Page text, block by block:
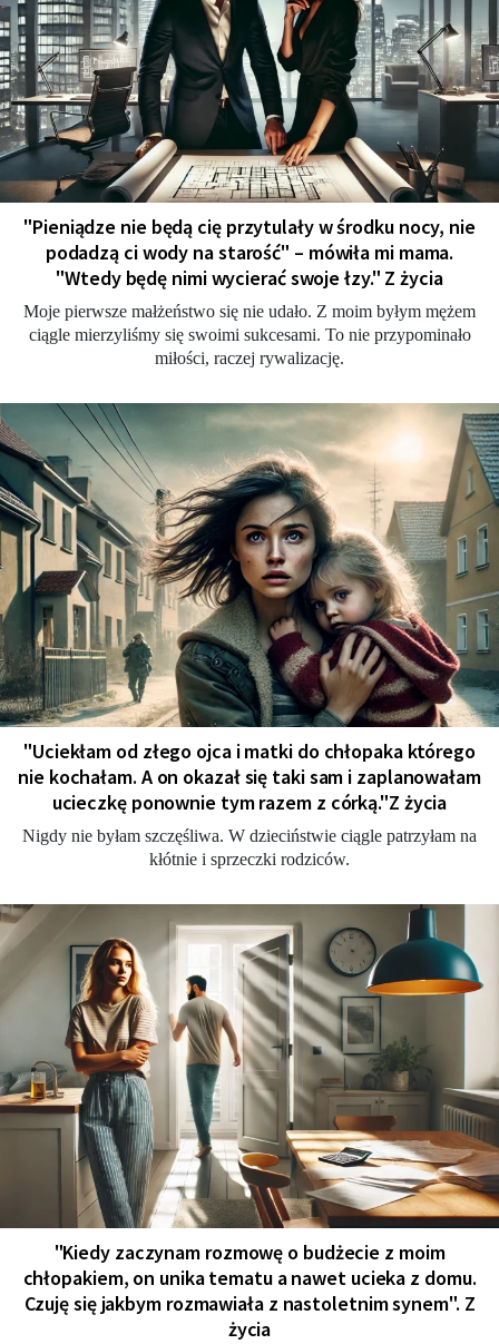
"Pieniądze nie będą cię przytulały w środku nocy, nie
podadzą ci wody na starość" – mówiła mi mama.
"Wtedy będę nimi wycierać swoje łzy." Z życia
Moje pierwsze małżeństwo się nie udało. Z moim byłym mężem
ciągle mierzyliśmy się swoimi sukcesami. To nie przypominało
miłości, raczej rywalizację.
"Uciekłam od złego ojca i matki do chłopaka którego
nie kochałam. A on okazał się taki sam i zaplanowałam
ucieczkę ponownie tym razem z córką."Z życia
Nigdy nie byłam szczęśliwa. W dzieciństwie ciągle patrzyłam na
kłótnie i sprzeczki rodziców.
"Kiedy zaczynam rozmowę o budżecie z moim
chłopakiem, on unika tematu a nawet ucieka z domu.
Czuję się jakbym rozmawiała z nastoletnim synem". Z
życia